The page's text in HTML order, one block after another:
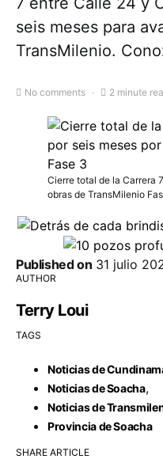
seis meses para
TransMilenio.
No comments 2 minute
Cierre total de la Carrera
obras de TransMilenio
Published on 31 julio
AUTHOR
Terry Loui
TAGS
Noticias de
Noticias de Soacha,
Noticias de
Provincia de Soacha
SHARE ARTICLE